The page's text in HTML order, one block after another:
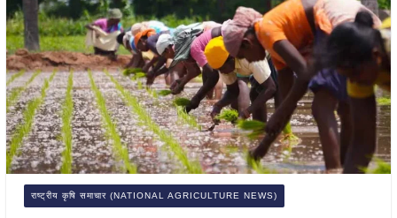
राष्ट्रीय कृषि समाचार (NATIONAL AGRICULTURE NEWS)